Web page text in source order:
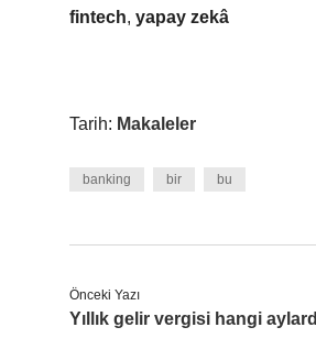
fintech, yapay zekâ
Tarih: Makaleler
banking bir bu
Önceki Yazı
Yıllık gelir vergisi hangi